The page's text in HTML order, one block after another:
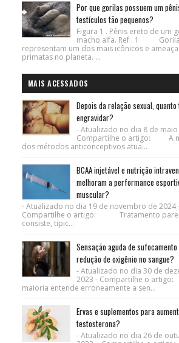
Por que gorilas possuem um
testículos tão pequenos?
Figura 1 . Pênis ereto de um
macho alfa. Ref . 1
representam um dos mais icônicos e
primatas no planeta. ...
MAIS ACESSADOS
Depois da relação sexual, quanto
engravidar?
- Atualizado no dia 8 de
Compartilhe o artigo: A
dos métodos anticonceptivos atua...
BCAA injetável e nutrição
melhoram a performance
muscular?
- Atualizado no dia 19 de novembro de 2024
Compartilhe o artigo: Tratamento
consiste, tipic...
Sensação aguda de sufocamento
redução de oxigênio no sangue?
- Atualizado no dia 30 de
2023 - Compartilhe o
maioria entende erroneamente a sen...
Ervas e suplementos para
testosterona?
- Atualizado no dia 26 de